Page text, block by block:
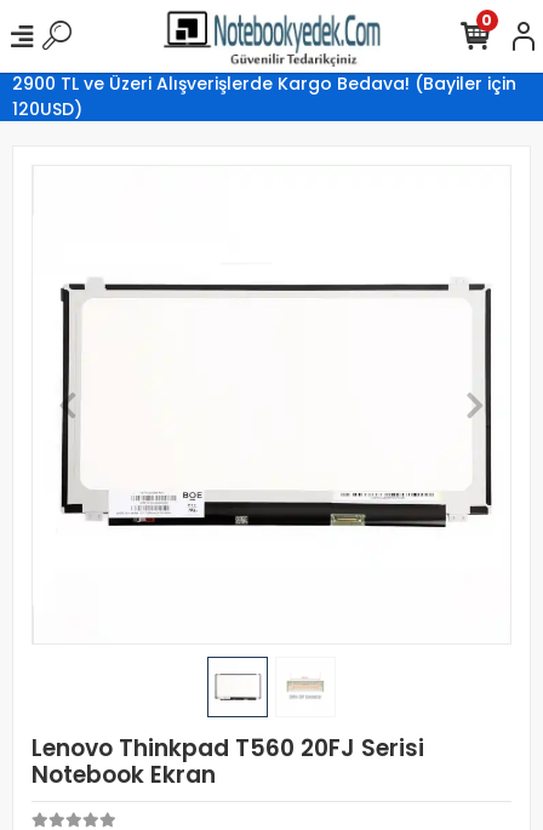
2900 TL ve Üzeri Alışverişlerde Kargo Bedava! (Bayiler için
120USD)
0
Lenovo Thinkpad T560 20FJ Serisi
Notebook Ekran